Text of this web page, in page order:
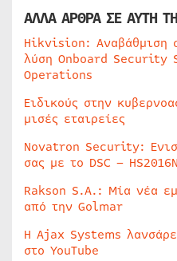
ΑΛΛΑ ΑΡΘΡΑ ΣΕ ΑΥΤΗ
Hikvision: Αναβάθμιση
λύση Onboard
Operations
Ειδικούς στην
μισές εταιρείες
Novatron Security:
σας με το DSC –
Rakson S.A.: Μία νέα
από την Golmar
Η Ajax Systems
στο YouTube